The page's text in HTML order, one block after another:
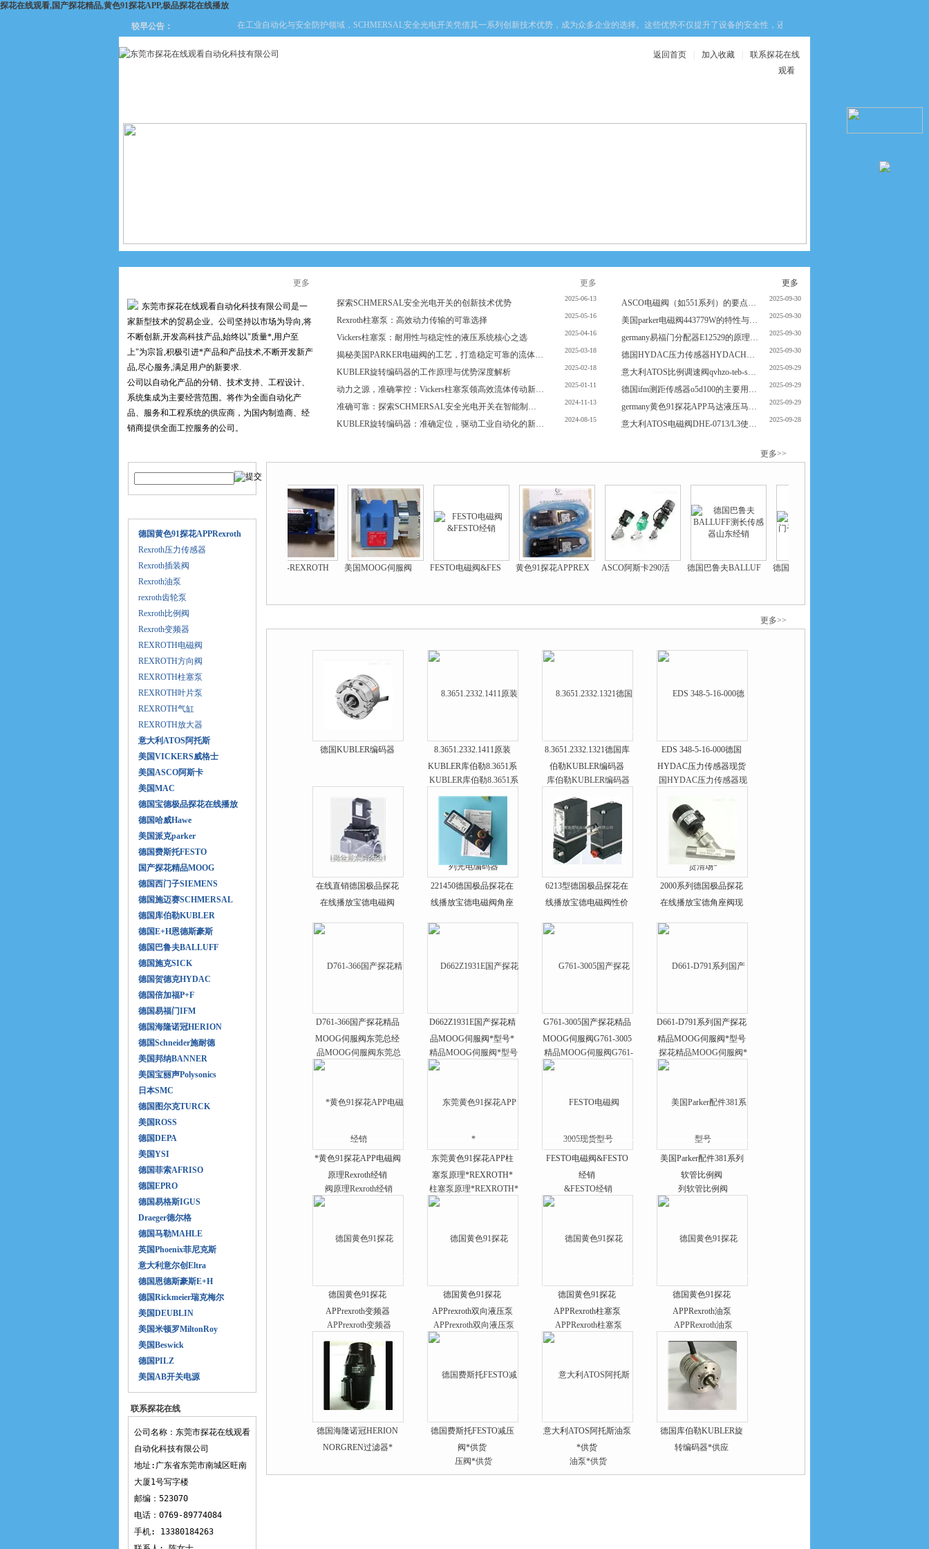
探花在线观看,国产探花精品,黄色91探花APP,极品探花在线播放
较早公告： 在工业自动化与安全防护领域，SCHMERSAL安全光电开关凭借其一系列创新技术优势，成为众多企业的选择。这些优势不仅提升了设备的安全性，还优化了生产效率与维护成本，为工
返回首页 加入收藏
联系探花在线
观看
更多
东莞市探花在线观看自动化科技有限公司是一
家新型技术的贸易企业。公司坚持以市场为导向,将
不断创新,开发高科技产品,始终以"质量*,用户至
上"为宗旨,积极引进*产品和产品技术,不断开发新产
品,尽心服务,满足用户的新要求.
公司以自动化产品的分销、技术支持、工程设计、
系统集成为主要经营范围。将作为全面自动化产
品、服务和工程系统的供应商，为国内制造商、经
销商提供全面工控服务的公司。
为中心。探花在线观看真诚的希望能在产品销售、
采购、工程项目承接，系统开发方面能于贵公司开
我公司主做的优势品牌：德国FESTO气动元... ..详
细内容
更多
探索SCHMERSAL安全光电开关的创新技术优势 2025-06-13
Rexroth柱塞泵：高效动力传输的可靠选择 2025-05-16
Vickers柱塞泵：耐用性与稳定性的液压系统核心之选 2025-04-16
揭秘美国PARKER电磁阀的工艺，打造稳定可靠的流体控制解决方案！ 2025-03-18
KUBLER旋转编码器的工作原理与优势深度解析 2025-02-18
动力之源，准确掌控：Vickers柱塞泵领高效流体传动新时代 2025-01-11
准确可靠：探索SCHMERSAL安全光电开关在智能制造中的广泛应用 2024-11-13
KUBLER旋转编码器：准确定位，驱动工业自动化的新引擎 2024-08-15
更多
ASCO电磁阀（如551系列）的要点与使用 2025-09-30
美国parker电磁阀443779W的特性与使用用途 2025-09-30
germany易福门分配器E12529的原理特点与功能概况 2025-09-30
德国HYDAC压力传感器HYDACHDA4840-A-0350-424的主要要点与应用领域 2025-09-30
意大利ATOS比例调速阀qvhzo-teb-sn-np-06/18/i10的特点与用途 2025-09-29
德国ifm测距传感器o5d100的主要用途与使用 2025-09-29
germany黄色91探花APP马达液压马达A2FM12的设计原理与使用 2025-09-29
意大利ATOS电磁阀DHE-0713/L3使用注意事项 2025-09-28
2025-09-28
德国黄色91探花APPRexroth
Rexroth压力传感器
Rexroth插装阀
Rexroth油泵
rexroth齿轮泵
Rexroth比例阀
Rexroth变频器
REXROTH电磁阀
REXROTH方向阀
REXROTH柱塞泵
REXROTH叶片泵
REXROTH气缸
REXROTH放大器
意大利ATOS阿托斯
美国VICKERS威格士
美国ASCO阿斯卡
美国MAC
德国宝德极品探花在线播放
德国哈威Hawe
美国派克parker
德国费斯托FESTO
国产探花精品MOOG
德国西门子SIEMENS
德国施迈赛SCHMERSAL
德国库伯勒KUBLER
德国E+H恩德斯豪斯
德国巴鲁夫BALLUFF
德国施克SICK
德国贺德克HYDAC
德国倍加福P+F
德国易福门IFM
德国海隆诺冠HERION
德国Schneider施耐德
美国邦纳BANNER
美国宝丽声Polysonics
日本SMC
德国图尔克TURCK
美国ROSS
德国DEPA
美国YSI
德国菲索AFRISO
德国EPRO
德国易格斯IGUS
Draeger德尔格
德国马勒MAHLE
英国Phoenix菲尼克斯
意大利意尔创Eltra
德国恩德斯豪斯E+H
德国Rickmeier瑞克梅尔
美国DEUBLIN
美国米顿罗MiltonRoy
美国Beswick
德国PILZ
美国AB开关电源
联系探花在线
观看
公司名称：东莞市探花在线观看
自动化科技有限公司
地址:广东省东莞市南城区旺南
大厦1号写字楼
邮编：523070
电话：0769-89774084
手机: 13380184263
更多>>
美国MOOG国内总经销穆格伺服阀* BOSCH-REXROTH气动产品销售 美国MOOG伺服阀东莞热卖现货 FESTO电磁阀&FESTO经销 黄色91探花APPREXROTH比例阀探花在线观看现货 ASCO阿斯卡290活塞阀 德国巴鲁夫BALLUFF测长传感器山东经销
更多>>
德国KUBLER编码器
8.3651.2332.1411原装
KUBLER库伯勒8.3651系
列光电编码器
8.3651.2332.1321德国库
伯勒KUBLER编码器
EDS 348-5-16-000德国
HYDAC压力传感器现货
清场*
在线直销德国极品探花
在线播放宝德电磁阀
221450德国极品探花在
线播放宝德电磁阀角座
6213型德国极品探花在
线播放宝德电磁阀性价
2000系列德国极品探花
在线播放宝德角座阀现
D761-366国产探花精品
MOOG伺服阀东莞总经
销
D662Z1931E国产探花精
品MOOG伺服阀*型号*
G761-3005国产探花精品
MOOG伺服阀G761-3005
现货型号
D661-D791系列国产探花
精品MOOG伺服阀*型号
*黄色91探花APP电磁阀
原理Rexroth经销
东莞黄色91探花APP柱
塞泵原理*REXROTH*
FESTO电磁阀&FESTO
经销
美国Parker配件381系列
软管比例阀
德国黄色91探花
APPrexroth变频器
德国黄色91探花
APPrexroth双向液压泵
德国黄色91探花
APPRexroth柱塞泵
德国黄色91探花
APPRexroth油泵
德国海隆诺冠HERION
NORGREN过滤器*
德国费斯托FESTO减压
阀*供货
意大利ATOS阿托斯油泵
*供货
德国库伯勒KUBLER旋
转编码器*供应